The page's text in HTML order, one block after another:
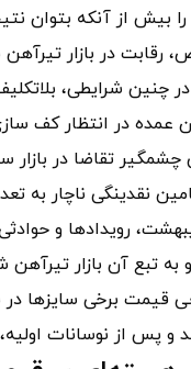
بیش از آنکه بتوان
رقابت در بازار
چنین شرایطی،
عمده در انتظار کف
تقاضا در بازار
نقدینگی ناچار به
رویدادها و
برخی سایزها در
و پس از نوسانات